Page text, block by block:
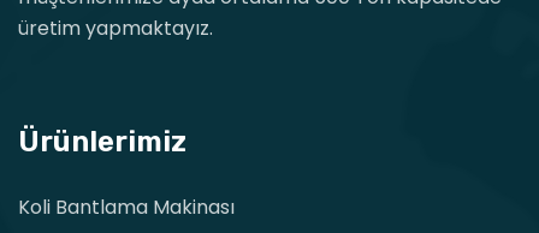
üretim yapmaktayız.
Ürünlerimiz
Koli Bantlama Makinası